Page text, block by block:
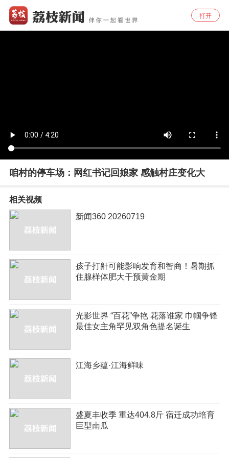
打开
咱村的停车场：网红书记回娘家 感触村庄变化大
相关视频
新闻360 20260719
孩子打鼾可能影响发育和智商！暑期抓
住腺样体肥大干预黄金期
光影世界 “百花”争艳 花落谁家 巾帼争锋
最佳女主角罕见双角色提名诞生
江海乡蕴·江海鲜味
盛夏丰收季 重达404.8斤 宿迁成功培育
巨型南瓜